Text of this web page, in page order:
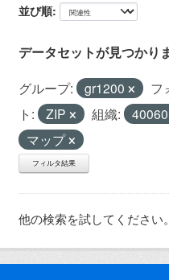
並び順
データセットが見つかり
グループ: gr1200
フ
ト:
ZIP 組織: 40060
マップ
フィルタ結果
他の検索を試してください。